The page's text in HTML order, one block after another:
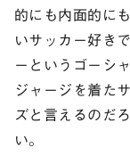
的にも内面的に
いサッカー好き
ーというゴーシ
ジャージを着た
ズと言えるのだ
い。